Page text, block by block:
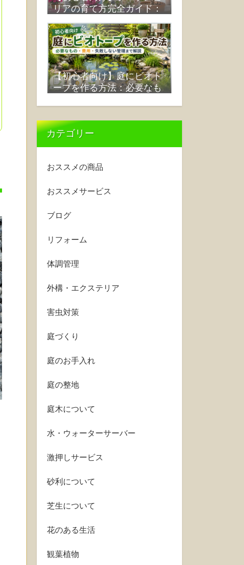
リアの育て方完全ガイド：
ない原因まで徹底解説
【初心者向け】庭にビオト
ープを作る方法：必要なも
カテゴリー
おススメの商品
おススメサービス
ブログ
リフォーム
体調管理
外構・エクステリア
害虫対策
庭づくり
庭のお手入れ
庭の整地
庭木について
水・ウォーターサーバー
激押しサービス
砂利について
芝生について
花のある生活
観葉植物